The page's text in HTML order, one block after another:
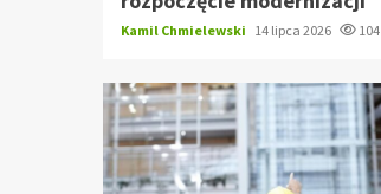
Kamil Chmielewski 14 lipca 2026 104